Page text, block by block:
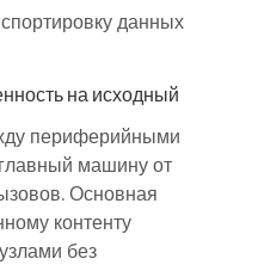
данных
на исходный
периферийными
машину от
Основная
контенту
без